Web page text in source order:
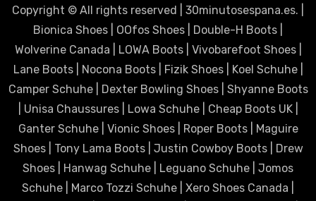
Copyright © All rights reserved 30minutosespana.es. |
Bionica Shoes
OOfos Shoes Double-H Boots
Wolverine Canada
LOWA Boots| Vivobarefoot Shoes|
Lane Boots| Nocona Boots| Fizik Shoes| Koel Schuhe|
Camper Schuhe| Dexter Bowling Shoes| Shyanne Boots
Unisa Chaussures| Lowa Schuhe| Cheap Boots UK
Ganter Schuhe
Vionic Shoes| Roper Boots| Maguire
Shoes| Tony Lama Boots| Justin Cowboy Boots| Drew
Shoes
Hanwag Schuhe Leguano Schuhe
Jomos
Schuhe
Marco Tozzi Schuhe Xero Shoes Canada